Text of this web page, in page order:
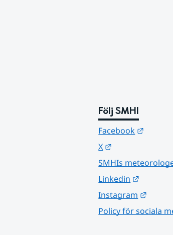
Följ SMHI
Facebook
X
SMHIs
Linkedin
Instagram
Policy för sociala